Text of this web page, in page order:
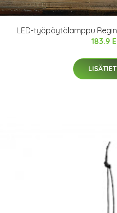
LED-työpöytälamppu
183.9